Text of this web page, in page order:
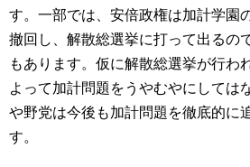
す。一部では、安倍政権は加計学園
撤回し、解散総選挙に打って出るの
もあります。仮に解散総選挙が行わ
よって加計問題をうやむやにしては
や野党は今後も加計問題を徹底的に
す。